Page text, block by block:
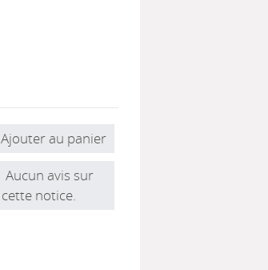
Ajouter au panier
Aucun avis sur
cette notice.